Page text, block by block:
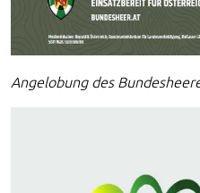
Angelobung des